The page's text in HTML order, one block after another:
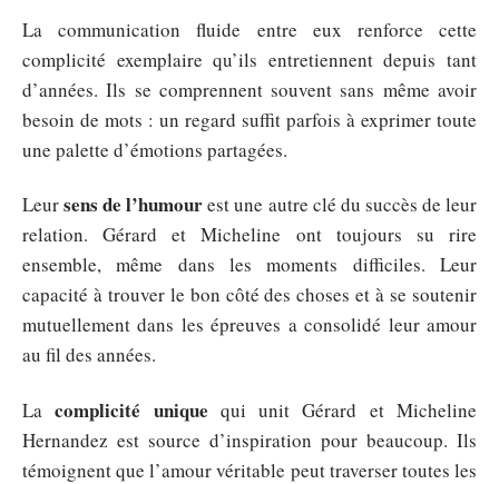
La communication fluide entre eux renforce cette
complicité exemplaire qu’ils entretiennent depuis tant
d’années. Ils se comprennent souvent sans même avoir
besoin de mots : un regard suffit parfois à exprimer toute
une palette d’émotions partagées.
Leursens de l’humourest une autre clé du succès de leur
relation. Gérard et Micheline ont toujours su rire
ensemble, même dans les moments difficiles. Leur
capacité à trouver le bon côté des choses et à se soutenir
mutuellement dans les épreuves a consolidé leur amour
au fil des années.
Lacomplicité unique qui unit Gérard et Micheline
Hernandez est source d’inspiration pour beaucoup. Ils
témoignent que l’amour véritable peut traverser toutes les